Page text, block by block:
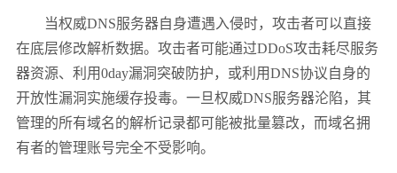
当权威DNS服务器自身遭遇入侵时，攻击者可以直接
在底层修改解析数据。攻击者可能通过DDoS攻击耗尽服务
器资源、利用0day漏洞突破防护，或利用DNS协议自身的
开放性漏洞实施缓存投毒。一旦权威DNS服务器沦陷，其
管理的所有域名的解析记录都可能被批量篡改，而域名拥
有者的管理账号完全不受影响。